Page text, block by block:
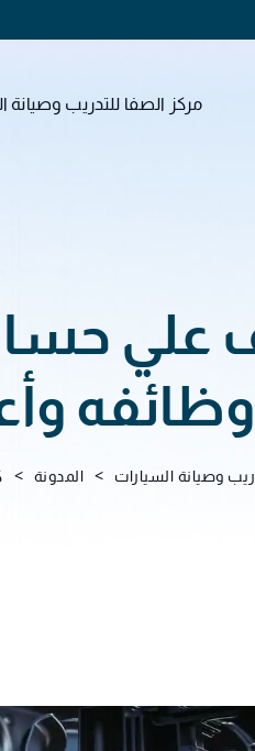
مركز الصفا للتدريب وصيانة
علي
وصيانة السيارات > المدونة >